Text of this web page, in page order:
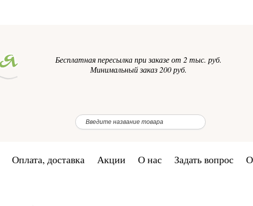
Бесплатная пересылка при заказе от 2 тыс. руб.
Минимальный заказ 200 руб.
Оплата, доставка Акции О нас Задать вопрос